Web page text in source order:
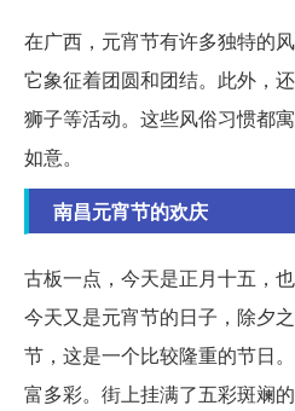
在广西，元宵节有许多独特的
它象征着团圆和团结。此外，
狮子等活动。这些风俗习惯都
如意。
南昌元宵节的欢庆
古板一点，今天是正月十五，
今天又是元宵节的日子，除夕
节，这是一个比较隆重的节日
富多彩。街上挂满了五彩斑斓